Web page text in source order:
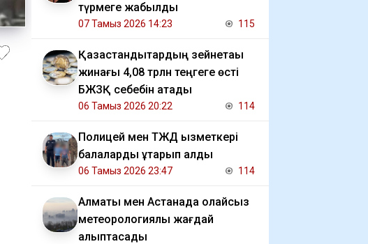
түрмеге жабылды
07 Тамыз 2026 14:23 115
Қазақстандықтардың зейнетақы
жинағы 4,08 трлн теңгеге өсті
БЖЗҚ себебін атады
06 Тамыз 2026 20:22 114
Полицей мен ТЖД қызметкері
балаларды құтқарып қалды
06 Тамыз 2026 23:47 114
Алматы мен Астанада қолайсыз
метеорологиялық жағдай
қалыптасады